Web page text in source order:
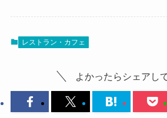
レストラン・カフェ
よかったらシェアし